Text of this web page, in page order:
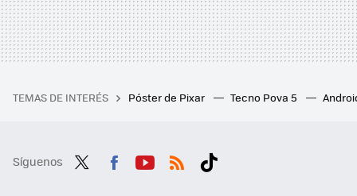
TEMAS DE INTERÉS Póster de Pixar Tecno Pova 5
Síguenos